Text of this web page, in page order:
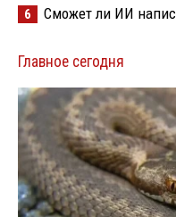
6 Сможет ли ИИ
Главное сегодня